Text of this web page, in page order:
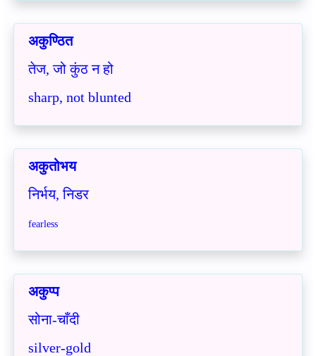
अकुण्ठित
तेज, जो कुंठ न हो
sharp, not blunted
अकुतोभय
निर्भय, निडर
fearless
अकुप्प
सोना-चाँदी
silver-gold